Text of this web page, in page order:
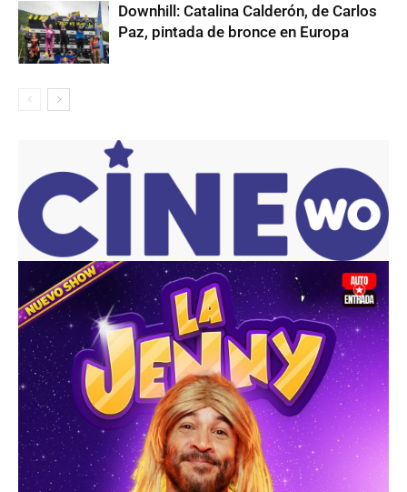
Downhill: Catalina Calderón, de Carlos
Paz, pintada de bronce en Europa